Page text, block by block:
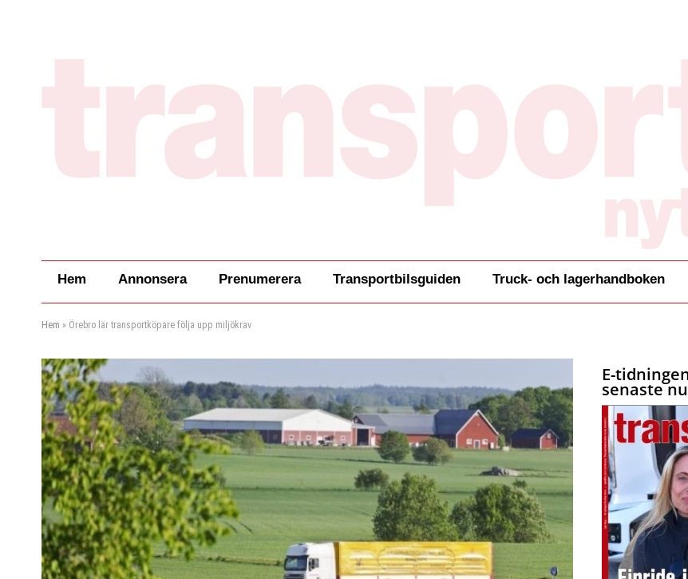
Hem Annonsera Prenumerera Transportbilsguiden Truck- och lagerhandboken
Hem » Örebro lär transportköpare följa upp miljökrav
E-
senaste